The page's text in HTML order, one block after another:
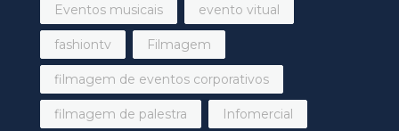
Eventos musicais evento vitual
fashiontv Filmagem
filmagem de eventos corporativos
filmagem de palestra Infomercial